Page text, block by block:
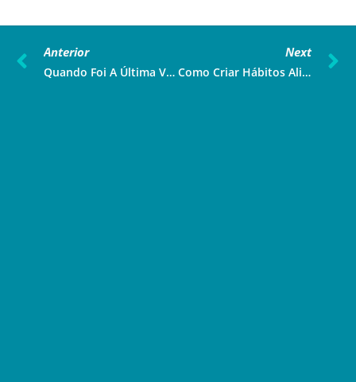
Anterior
Quando Foi A Última Vez Que Você Passou Fio Dental?
Next
Como Criar Hábitos Alimentares Saudáveis?